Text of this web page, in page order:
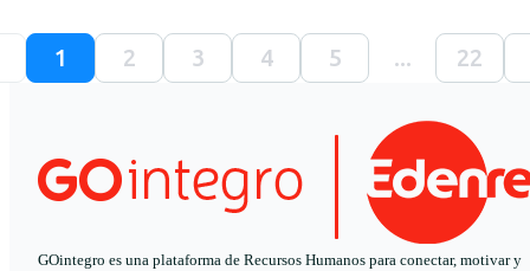
1 2 3 4 5 ... 22
GOintegro es una plataforma de Recursos Humanos para conectar, motivar y